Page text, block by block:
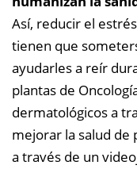
Así, reducir el
tienen que
ayudarles a reír
plantas de
dermatológicos a
mejorar la salud de
a través de un